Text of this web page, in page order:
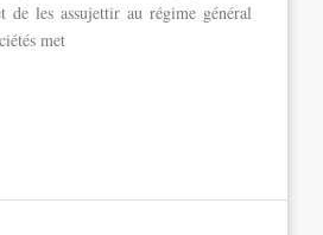
de les assujettir au régime général
met